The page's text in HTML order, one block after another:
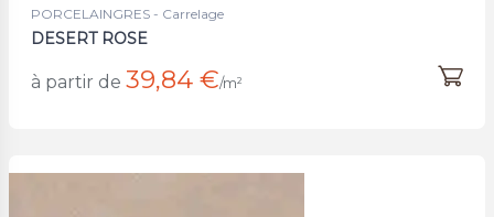
PORCELAINGRES - Carrelage
DESERT ROSE
à partir de 39,84 €/m²